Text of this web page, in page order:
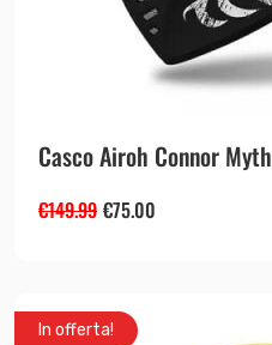
Casco Airoh Connor Myth
€149.99 €75.00
In offerta!